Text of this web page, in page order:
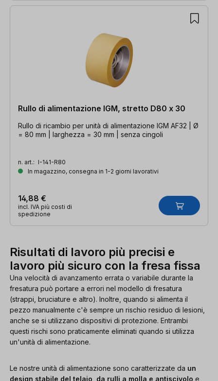
Rullo di alimentazione IGM, stretto D80 x 30
Rullo di ricambio per unità di alimentazione IGM AF32 | Ø
= 80 mm | larghezza = 30 mm | senza cingoli
n. art.: I-141-R80
In magazzino, consegna in 1-2 giorni lavorativi
14,88 €
incl. IVA più costi di
spedizione
Risultati di lavoro più precisi e
lavoro più sicuro con la fresa fissa
Una velocità di avanzamento errata o variabile durante la
fresatura può portare a errori nel modello di fresatura
(strappi, bruciature e altro). Inoltre, quando si alimenta il
pezzo manualmente c'è sempre un rischio residuo di lesioni,
anche se si utilizzano dispositivi di protezione. Entrambi
questi rischi sono praticamente eliminati quando si utilizza
un'unità di alimentazione.
Le nostre unità di alimentazione sono caratterizzate da un
design stabile del telaio, da rulli a molla e antiscivolo e